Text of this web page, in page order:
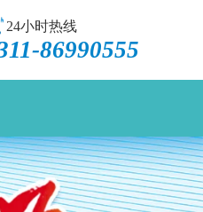
24小时热线
86990555